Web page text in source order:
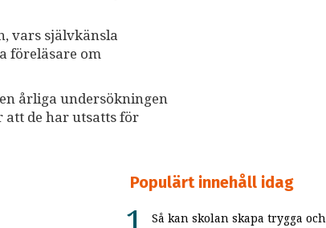
vars självkänsla
föreläsare om
årliga undersökningen
att de har utsatts för
Populärt innehåll idag
Så kan skolan skapa trygga och